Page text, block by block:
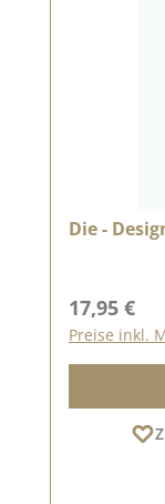
Die -
Regulärer
17,95 €
Preise inkl.